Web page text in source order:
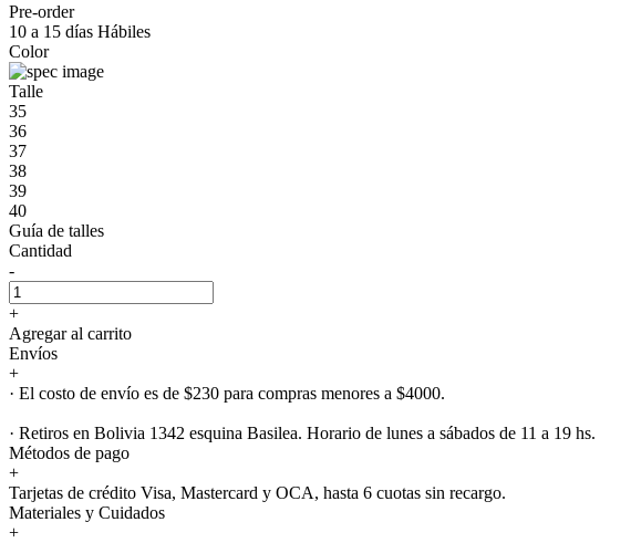
Pre-order
10 a 15 días Hábiles
Color
Talle
35
36
37
38
39
40
Guía de talles
Cantidad
-
+
Agregar al carrito
Envíos
+
· El costo de envío es de $230 para compras menores a $4000.
· Retiros en Bolivia 1342 esquina Basilea. Horario de lunes a sábados de 11 a 19 hs.
Métodos de pago
+
Tarjetas de crédito Visa, Mastercard y OCA, hasta 6 cuotas sin recargo.
Materiales y Cuidados
+